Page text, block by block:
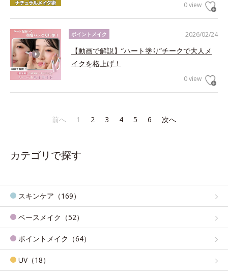
0 view
2026/02/24
ポイントメイク
【動画で解説】“ハート塗り”チークで大人メ
イクを格上げ！
0 view
前へ 1 2 3 4 5 6 次へ
カテゴリで探す
スキンケア（169）
ベースメイク（52）
ポイントメイク（64）
UV（18）